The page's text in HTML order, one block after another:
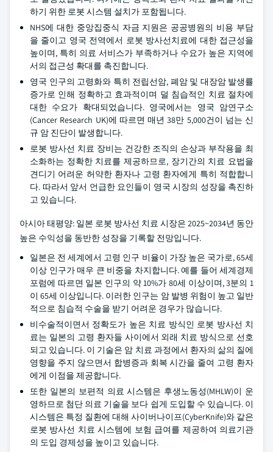
하기 위한 로봇 시스템 설치가 포함됩니다.
NHS에 대한 중앙집중식 자금 지원은 공공병원의 비용 부담
을 줄이고 영국 전역에서 로봇 방사선치료에 대한 접근성을
높이며, 특히 의료 서비스가 부족하거나 수요가 높은 지역에
서의 접근성 확대를 촉진합니다.
영국 인구의 고령화와 특히 전립선암, 폐암 및 대장암 발생률
증가로 인해 정확하고 효과적이며 덜 침습적인 치료 절차에
대한 수요가 확대되었습니다. 영국에서는 영국 암연구소
(Cancer Research UK)에 따르면 매년 38만 5,000건이 넘는 신
규 암 진단이 발생합니다.
로봇 방사선 치료 장비는 건강한 조직의 손상과 부작용을 최
소화하는 정확한 치료를 제공하므로, 장기간의 치료 요법을
견디기 어려운 허약한 환자나 고령 환자에게 특히 적합합니
다. 따라서 앞서 언급한 요인들이 영국 시장의 성장을 촉진하
고 있습니다.
아시아 태평양: 일본 로봇 방사선 치료 시장은 2025~2034년 동안
높은 수익성을 동반한 성장을 기록할 전망입니다.
일본은 전 세계에서 고령 인구 비율이 가장 높은 국가로, 65세
이상 인구가 매우 큰 비중을 차지합니다. 예를 들어 세계경제
포럼에 따르면 일본 인구의 약 10%가 80세 이상이며, 3분의 1
이 65세 이상입니다. 이러한 인구는 암 발병 위험이 높고 일반
적으로 침습적 수술을 받기 어려운 경우가 많습니다.
비수술적이면서 정확도가 높은 치료 방식인 로봇 방사선 치
료는 일본의 고령 환자들 사이에서 외래 치료 방식으로 선호
되고 있습니다. 이 기술은 암 치료 과정에서 환자의 삶의 질에
영향을 주지 않으면서 합병증과 회복 시간을 줄여 고령 환자
에게 이점을 제공합니다.
또한 일본의 보편적 의료 시스템은 후생노동성(MHLW)이 운
영하므로 첨단 의료 기술을 보다 쉽게 도입할 수 있습니다. 이
시스템은 특정 질환에 대해 사이버나이프(CyberKnife)와 같은
로봇 방사선 치료 시스템에 보험 급여를 제공하여 의료기관
의 도입 경제성을 높이고 있습니다.